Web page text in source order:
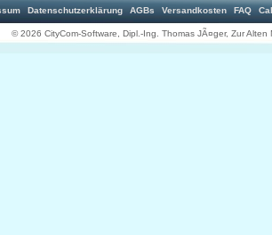
Datenschutzerklärung AGBs Versandkosten FAQ
© 2026 CityCom-Software, Dipl.-Ing. Thomas JÃ¤ger, Zur